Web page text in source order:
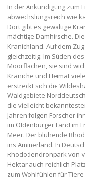
In der Ankündigung zum
abwechslungsreich wie
Dort gibt es gewaltige
mächtige Damhirsche.
Kranichland. Auf dem
gleichzeitig. Im Süden
Moorflächen, sie sind
Kraniche und Heimat
erstreckt sich die
Waldgebiete
die vielleicht
Jahren folgen Forscher
im Oldenburger Land im
Meer. Der blühende
ins Ammerland. In
Rhododendronpark von
Hektar auch reichlich
zum Wohlfühlen für